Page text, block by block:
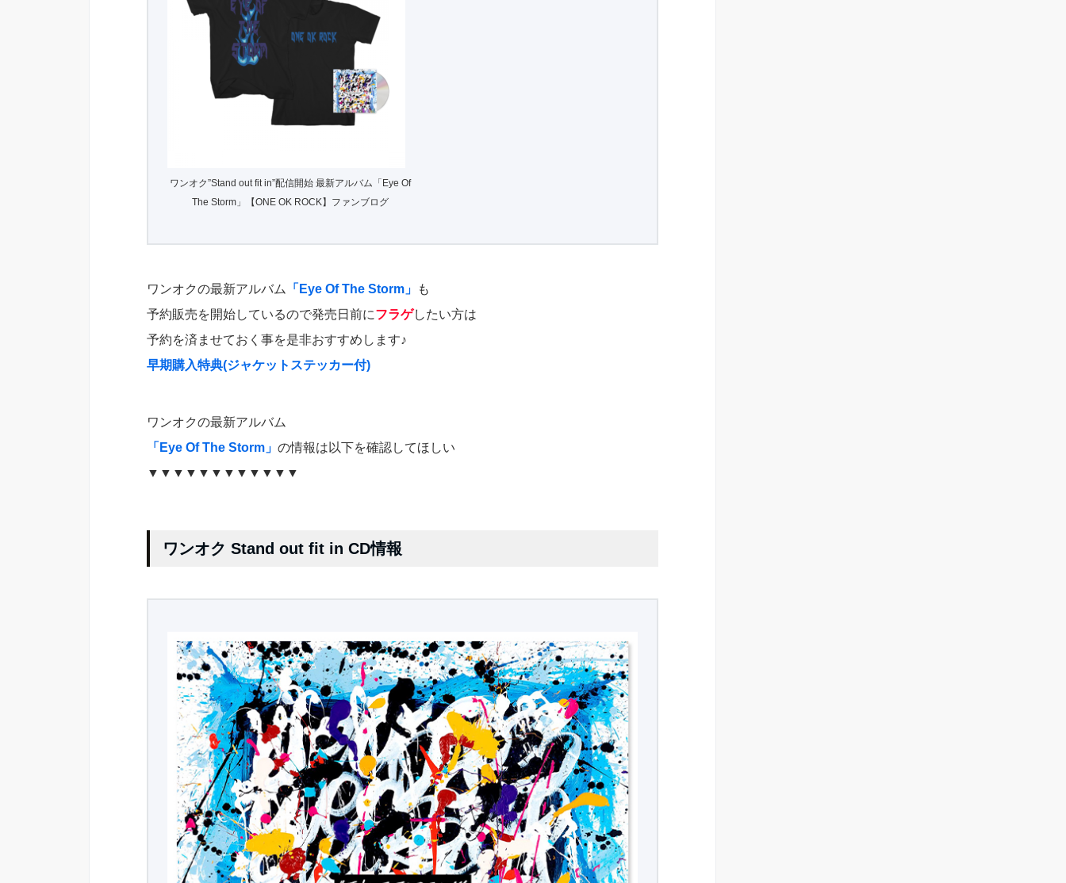
ワンオク”Stand out fit in”配信開始 最新アルバム「Eye Of
The Storm」【ONE OK ROCK】ファンブログ
ワンオクの最新アルバム 「Eye Of The Storm」
も
予約販売を開始しているので発売日前にフラゲしたい方は
予約を済ませておく事を是非おすすめします♪
早期購入特典(ジャケットステッカー付)
ワンオクの最新アルバム
「Eye Of The Storm」 の情報は以下を確認してほしい
▼▼▼▼▼▼▼▼▼▼▼▼
ワンオク Stand out fit in CD情報